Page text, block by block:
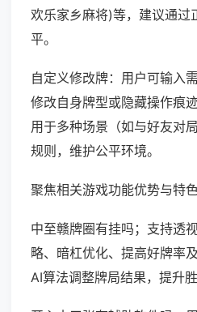
欢乐家乡麻将)等，建议通过
平。
自定义修改牌：用户可输入
修改自身牌型或隐藏操作痕
用于多种场景（如与好友对
规则，维护公平环境。
聚焦相关游戏功能优势与特色
中至赣牌圈有挂吗；支持透
略、暗杠优化、提高好牌率
AI算法调整牌局结果，提升胜